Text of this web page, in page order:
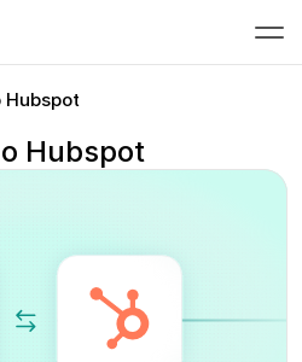
Hubspot
Hubspot